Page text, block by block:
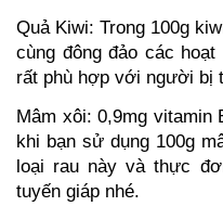
Quả Kiwi: Trong 100g
cùng đông đảo các
rất phù hợp với người bị
Mâm xôi: 0,9mg
khi bạn sử dụng 100g
loại rau này và thực
tuyến giáp nhé.